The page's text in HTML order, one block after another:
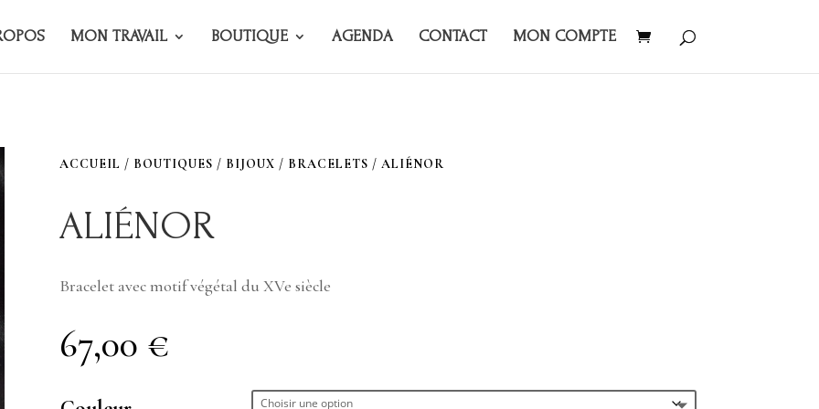
MON TRAVAIL BOUTIQUE AGENDA CONTACT MON COMPTE
ACCUEIL / BOUTIQUES / BIJOUX / BRACELETS / ALIÉNOR
ALIÉNOR
Bracelet avec motif végétal du XVe siècle
67,00 €